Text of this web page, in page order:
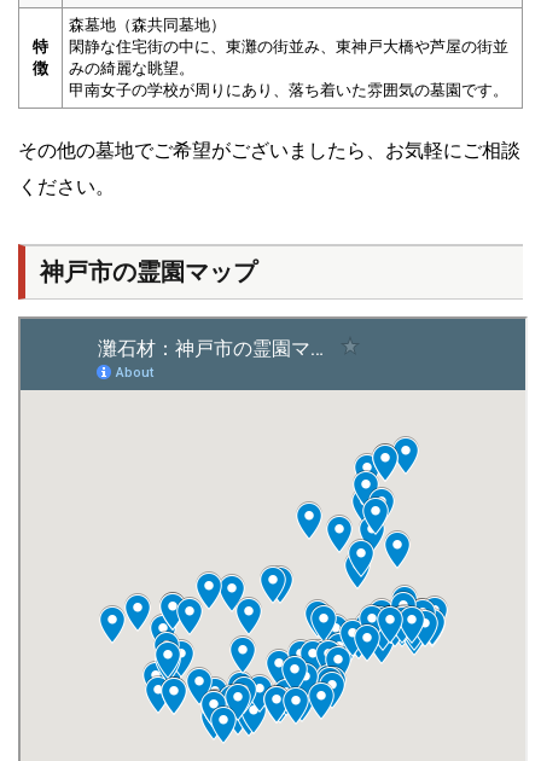
特
徴
森墓地（森共同墓地）
閑静な住宅街の中に、東灘の街並み、東神戸大橋や芦屋の街並
みの綺麗な眺望。
甲南女子の学校が周りにあり、落ち着いた雰囲気の墓園です。
その他の墓地でご希望がございましたら、お気軽にご相談
ください。
神戸市の霊園マップ